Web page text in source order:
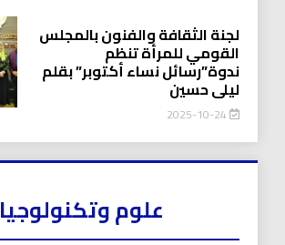
لجنة الثقافة والفنون بالمجلس
القومي للمرأة تنظم
ندوة”رسائل نساء أكتوبر” بقلم
ليلى حسين
2025-10-24
علوم وتكنولوجيا